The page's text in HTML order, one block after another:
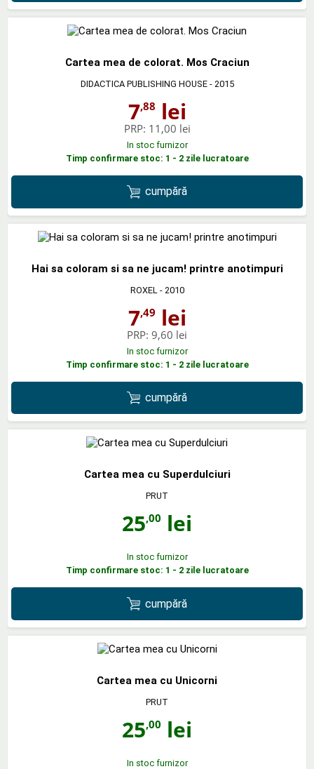
Cartea mea de colorat. Mos Craciun
DIDACTICA PUBLISHING HOUSE- 2015
7,88 lei
PRP: 11,00 lei
In stoc furnizor
Timp confirmare stoc: 1 - 2 zile lucratoare
cumpără
Hai sa coloram si sa ne jucam! printre anotimpuri
ROXEL - 2010
7,49 lei
PRP: 9,60 lei
In stoc furnizor
Timp confirmare stoc: 1 - 2 zile lucratoare
cumpără
Cartea mea cu Superdulciuri
PRUT
25,00 lei
In stoc furnizor
Timp confirmare stoc: 1 - 2 zile lucratoare
cumpără
Cartea mea cu Unicorni
PRUT
25,00 lei
In stoc furnizor